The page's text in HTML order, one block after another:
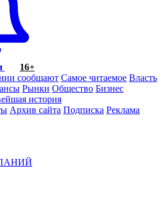
16+
сообщают Самое читаемое Власть
Рынки Общество Бизнес
история
Архив сайта Подписка Реклама